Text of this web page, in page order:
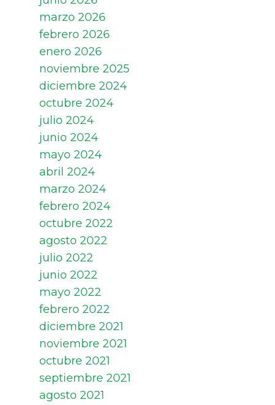
marzo 2026
febrero 2026
enero 2026
noviembre 2025
diciembre 2024
octubre 2024
julio 2024
junio 2024
mayo 2024
abril 2024
marzo 2024
febrero 2024
octubre 2022
agosto 2022
julio 2022
junio 2022
mayo 2022
febrero 2022
diciembre 2021
noviembre 2021
octubre 2021
septiembre 2021
agosto 2021